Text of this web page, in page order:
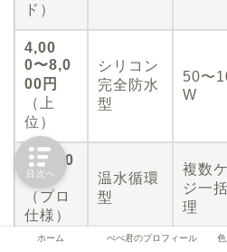
ド）
4,00
0〜8,0
00円
（上
位）
シリコン
完全防水
型
50〜
W
10,000
円〜
（プロ
仕様）
温水循環
型
複数
ジ一
理
ホーム ぺぺ君のプロフィール
目次へ